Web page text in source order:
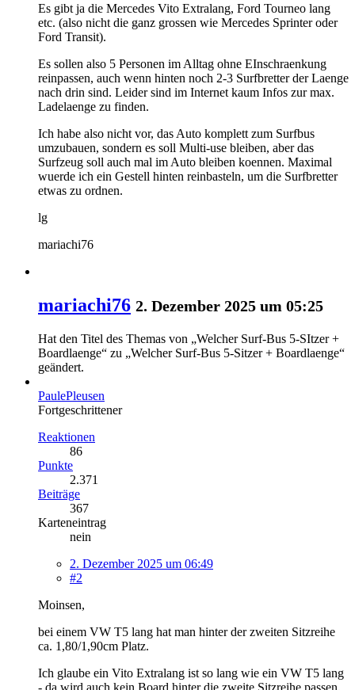
Es gibt ja die Mercedes Vito Extralang, Ford Tourneo lang
etc. (also nicht die ganz grossen wie Mercedes Sprinter oder
Ford Transit).
Es sollen also 5 Personen im Alltag ohne EInschraenkung
reinpassen, auch wenn hinten noch 2-3 Surfbretter der Laenge
nach drin sind. Leider sind im Internet kaum Infos zur max.
Ladelaenge zu finden.
Ich habe also nicht vor, das Auto komplett zum Surfbus
umzubauen, sondern es soll Multi-use bleiben, aber das
Surfzeug soll auch mal im Auto bleiben koennen. Maximal
wuerde ich ein Gestell hinten reinbasteln, um die Surfbretter
etwas zu ordnen.
lg
mariachi76
mariachi76 2. Dezember 2025 um 05:25
Hat den Titel des Themas von „Welcher Surf-Bus 5-SItzer +
Boardlaenge“ zu „Welcher Surf-Bus 5-Sitzer + Boardlaenge“
geändert.
PaulePleusen
Fortgeschrittener
Reaktionen
86
Punkte
2.371
Beiträge
367
Karteneintrag
nein
2. Dezember 2025 um 06:49
#2
Moinsen,
bei einem VW T5 lang hat man hinter der zweiten Sitzreihe
ca. 1,80/1,90cm Platz.
Ich glaube ein Vito Extralang ist so lang wie ein VW T5 lang
- da wird auch kein Board hinter die zweite Sitzreihe passen.